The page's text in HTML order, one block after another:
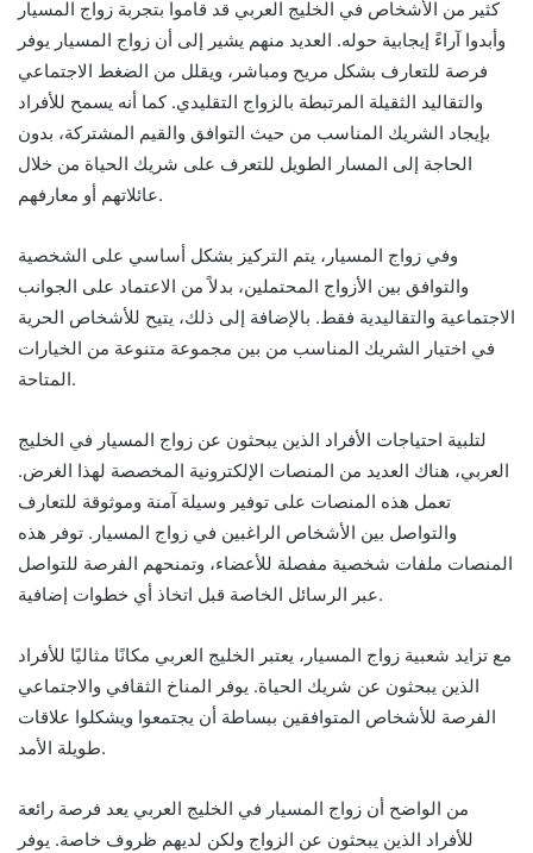
كثير من الأشخاص في الخليج العربي قد قاموا بتجربة زواج المسيار
وأبدوا آراءً إيجابية حوله. العديد منهم يشير إلى أن زواج المسيار يوفر
فرصة للتعارف بشكل مريح ومباشر، ويقلل من الضغط الاجتماعي
والتقاليد الثقيلة المرتبطة بالزواج التقليدي. كما أنه يسمح للأفراد
بإيجاد الشريك المناسب من حيث التوافق والقيم المشتركة، بدون
الحاجة إلى المسار الطويل للتعرف على شريك الحياة من خلال
عائلاتهم أو معارفهم.
وفي زواج المسيار، يتم التركيز بشكل أساسي على الشخصية
والتوافق بين الأزواج المحتملين، بدلاً من الاعتماد على الجوانب
الاجتماعية والتقاليدية فقط. بالإضافة إلى ذلك، يتيح للأشخاص الحرية
في اختيار الشريك المناسب من بين مجموعة متنوعة من الخيارات
المتاحة.
لتلبية احتياجات الأفراد الذين يبحثون عن زواج المسيار في الخليج
العربي، هناك العديد من المنصات الإلكترونية المخصصة لهذا الغرض.
تعمل هذه المنصات على توفير وسيلة آمنة وموثوقة للتعارف
والتواصل بين الأشخاص الراغبين في زواج المسيار. توفر هذه
المنصات ملفات شخصية مفصلة للأعضاء، وتمنحهم الفرصة للتواصل
عبر الرسائل الخاصة قبل اتخاذ أي خطوات إضافية.
مع تزايد شعبية زواج المسيار، يعتبر الخليج العربي مكانًا مثاليًا للأفراد
الذين يبحثون عن شريك الحياة. يوفر المناخ الثقافي والاجتماعي
الفرصة للأشخاص المتوافقين ببساطة أن يجتمعوا ويشكلوا علاقات
طويلة الأمد.
من الواضح أن زواج المسيار في الخليج العربي يعد فرصة رائعة
للأفراد الذين يبحثون عن الزواج ولكن لديهم ظروف خاصة. يوفر